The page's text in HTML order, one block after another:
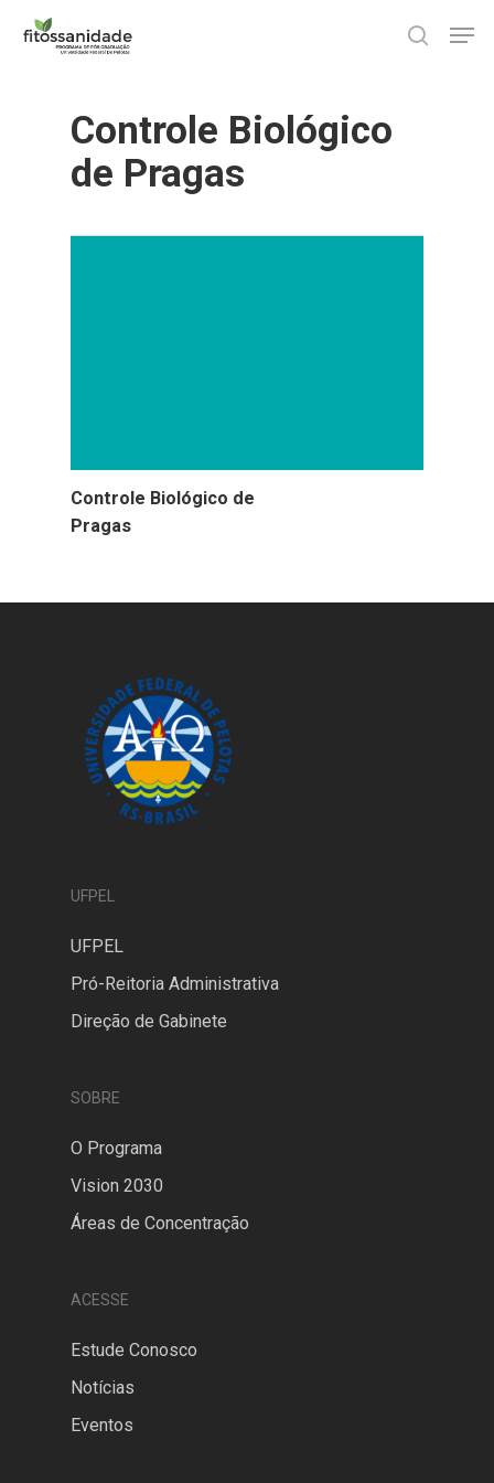
search
Controle Biológico
de Pragas
Controle Biológico de
Pragas
UFPEL
UFPEL
Pró-Reitoria Administrativa
Direção de Gabinete
SOBRE
O Programa
Vision 2030
Áreas de Concentração
ACESSE
Estude Conosco
Notícias
Eventos